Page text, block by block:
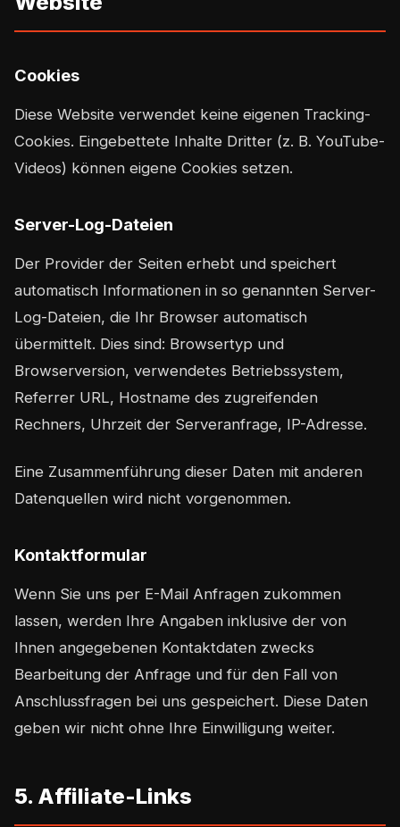
Cookies
Diese Website verwendet keine eigenen Tracking-
Cookies. Eingebettete Inhalte Dritter (z. B. YouTube-
Videos) können eigene Cookies setzen.
Server-Log-Dateien
Der Provider der Seiten erhebt und speichert
automatisch Informationen in so genannten Server-
Log-Dateien, die Ihr Browser automatisch
übermittelt. Dies sind: Browsertyp und
Browserversion, verwendetes Betriebssystem,
Referrer URL, Hostname des zugreifenden
Rechners, Uhrzeit der Serveranfrage, IP-Adresse.
Eine Zusammenführung dieser Daten mit anderen
Datenquellen wird nicht vorgenommen.
Kontaktformular
Wenn Sie uns per E-Mail Anfragen zukommen
lassen, werden Ihre Angaben inklusive der von
Ihnen angegebenen Kontaktdaten zwecks
Bearbeitung der Anfrage und für den Fall von
Anschlussfragen bei uns gespeichert. Diese Daten
geben wir nicht ohne Ihre Einwilligung weiter.
5. Affiliate-Links